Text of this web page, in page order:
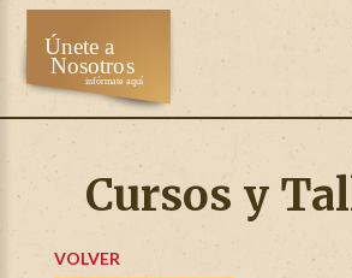
Cursos y
VOLVER